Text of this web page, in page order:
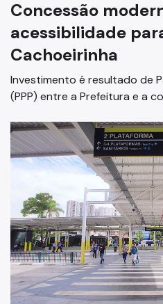
Projetos
Parcerias Firmadas
Mapa das Parcerias
Desestatização
Conceitos e Fundamentos
Plano Municipal de
Legislação de
CMDP – Deliberações
Manifestação de Interesse
Noticias
Proteção à Privacidade
Concessão
acessibilidade
Cachoeirinha
Investimento é resultado de
(PPP) entre a Prefeitura e a